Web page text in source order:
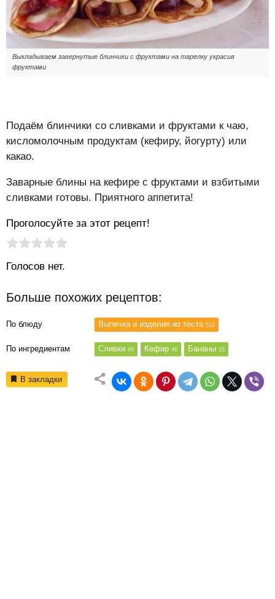
Выкладываем завернутые блинчики с фруктами на тарелку украсив
фруктами
Подаём блинчики со сливками и фруктами к чаю,
кисломолочным продуктам (кефиру, йогурту) или
какао.
Заварные блины на кефире с фруктами и взбитыми
сливками готовы. Приятного аппетита!
Проголосуйте за этот рецепт!
Рейтинг статьи:
Голосов нет.
Больше похожих рецептов:
По блюду Выпечка и изделия из теста 512
По ингредиентам Сливки 89 Кефир 46 Бананы 16
В закладки